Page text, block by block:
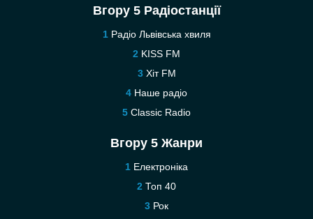
Вгору 5 Радіостанції
Радіо Львівська хвиля
KISS FM
Хіт FM
Наше радіо
Classic Radio
Вгору 5 Жанри
Електроніка
Топ 40
Рок